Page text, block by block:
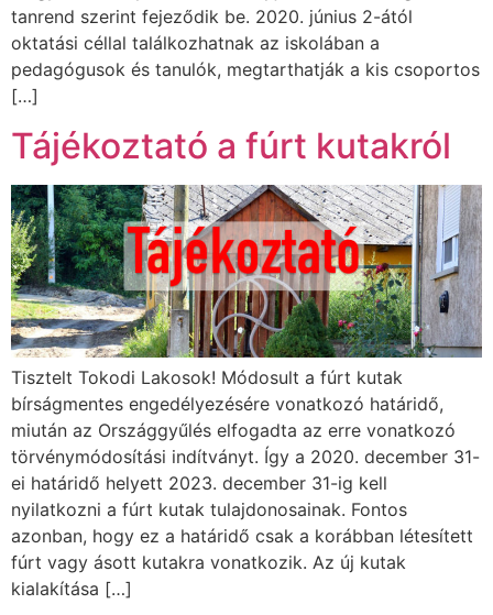
tanrend szerint fejeződik be. 2020. június 2-ától
oktatási céllal találkozhatnak az iskolában a
pedagógusok és tanulók, megtarthatják a kis csoportos
[…]
Tájékoztató a fúrt kutakról
Tisztelt Tokodi Lakosok! Módosult a fúrt kutak
bírságmentes engedélyezésére vonatkozó határidő,
miután az Országgyűlés elfogadta az erre vonatkozó
törvénymódosítási indítványt. Így a 2020. december 31-
ei határidő helyett 2023. december 31-ig kell
nyilatkozni a fúrt kutak tulajdonosainak. Fontos
azonban, hogy ez a határidő csak a korábban létesített
fúrt vagy ásott kutakra vonatkozik. Az új kutak
kialakítása […]